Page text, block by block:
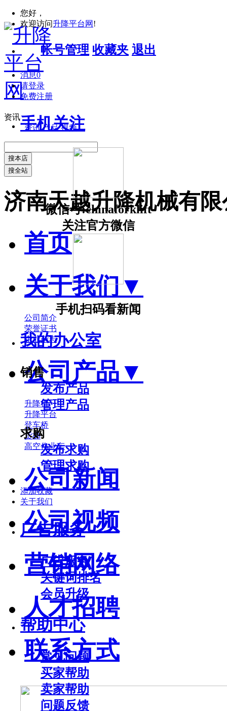
您好，
欢迎访问升降平台网 !
帐号管理 收藏夹 退出
消息0
请登录
免费注册
手机关注
微信号:chinaforklift
关注官方微信
手机扫码看新闻
我的办公室
销售
发布产品
管理产品
求购
发布求购
管理求购
添加收藏
关于我们
广告服务
广告服务
关键词排名
会员升级
帮助中心
常见问题
买家帮助
卖家帮助
问题反馈
资讯
资讯 产品 视频
搜本店
搜全站
济南天越升降机械有
首页
关于我们▼
公司简介
荣誉证书
企业杂志
公司产品▼
升降机
升降平台
登车桥
货梯
高空作业车
公司新闻
公司视频
营销网络
人才招聘
联系方式